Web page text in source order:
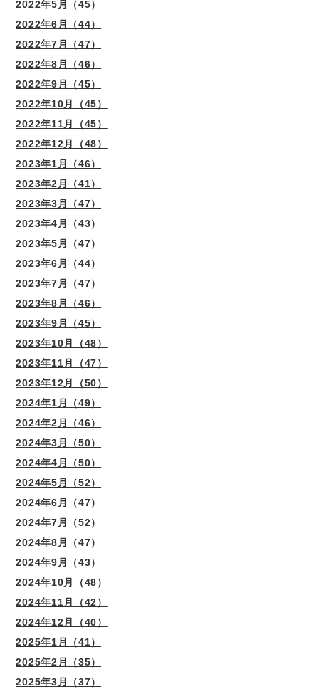
2022年5月（45）
2022年6月（44）
2022年7月（47）
2022年8月（46）
2022年9月（45）
2022年10月（45）
2022年11月（45）
2022年12月（48）
2023年1月（46）
2023年2月（41）
2023年3月（47）
2023年4月（43）
2023年5月（47）
2023年6月（44）
2023年7月（47）
2023年8月（46）
2023年9月（45）
2023年10月（48）
2023年11月（47）
2023年12月（50）
2024年1月（49）
2024年2月（46）
2024年3月（50）
2024年4月（50）
2024年5月（52）
2024年6月（47）
2024年7月（52）
2024年8月（47）
2024年9月（43）
2024年10月（48）
2024年11月（42）
2024年12月（40）
2025年1月（41）
2025年2月（35）
2025年3月（37）